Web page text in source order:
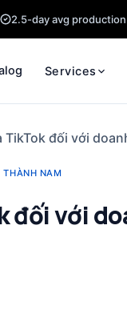
2.5-day avg
Services
TikTok đối với
THÀNH NAM
đối với